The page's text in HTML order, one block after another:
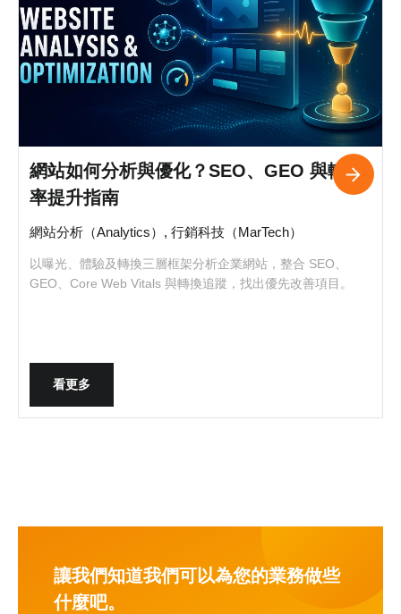
網站如何分析與優化？SEO、GEO 與轉換
率提升指南
網站分析（Analytics）, 行銷科技（MarTech）
以曝光、體驗及轉換三層框架分析企業網站，整合 SEO、
GEO、Core Web Vitals 與轉換追蹤，找出優先改善項目。
看更多
讓我們知道我們可以為您的業務做些
什麼吧。